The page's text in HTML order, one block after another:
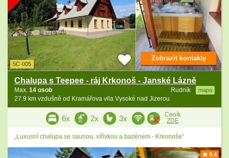
5C-005
Chalupa s Teepee - ráj Krkonoš - Janské Lázně
Rudník mapa
Max. 14 osob
27.9 km vzdušně od Kramářova vila Vysoké nad Jizerou
Zobrazit kontakty
6x 2x 3x
Ceník
ZDE
„Luxusní chalupa se saunou, vířivkou a bazénem - Krkonoše“
9.4